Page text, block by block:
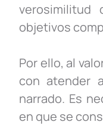
objetivos
Por ello, al
con atender
narrado. Es
en que se